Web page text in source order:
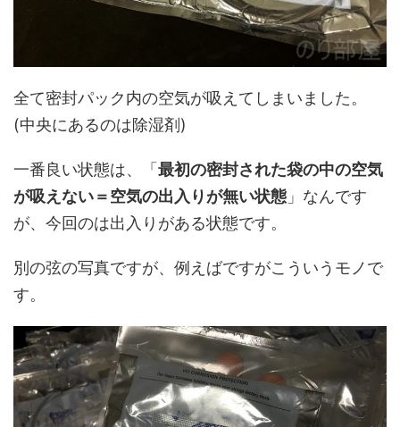
全て密封パック内の空気が吸えてしまいました。
(中央にあるのは除湿剤)
一番良い状態は、「 最初の密封された袋の中の空気
が吸えない＝空気の出入りが無い状態 」なんです
が、今回のは出入りがある状態です。
別の弦の写真ですが、例えばですがこういうモノで
す。